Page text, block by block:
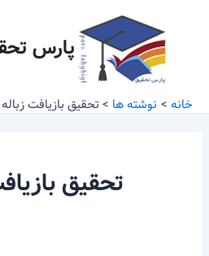
پارس
خانه نوشته ها تحقیق بازیافت
تحقیق